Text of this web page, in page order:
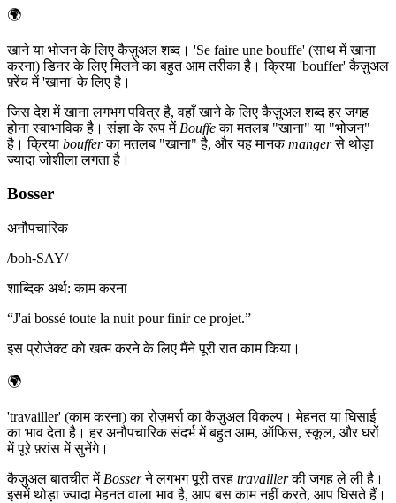
🌍
खाने या भोजन के लिए कैज़ुअल शब्द। 'Se faire une bouffe' (साथ में खाना
करना) डिनर के लिए मिलने का बहुत आम तरीका है। क्रिया 'bouffer' कैज़ुअल
फ़्रेंच में 'खाना' के लिए है।
जिस देश में खाना लगभग पवित्र है, वहाँ खाने के लिए कैज़ुअल शब्द हर जगह
होना स्वाभाविक है। संज्ञा के रूप में Bouffeका मतलब "खाना" या "भोजन"
है। क्रिया boufferका मतलब "खाना" है, और यह मानकmangerसे थोड़ा
ज्यादा जोशीला लगता है।
Bosser
अनौपचारिक
/boh-SAY/
शाब्दिक अर्थ: काम करना
“J'ai bossé toute la nuit pour finir ce projet.”
इस प्रोजेक्ट को खत्म करने के लिए मैंने पूरी रात काम किया।
🌍
'travailler' (काम करना) का रोज़मर्रा का कैज़ुअल विकल्प। मेहनत या घिसाई
का भाव देता है। हर अनौपचारिक संदर्भ में बहुत आम, ऑफिस, स्कूल, और घरों
में पूरे फ़्रांस में सुनेंगे।
कैज़ुअल बातचीत में Bosserने लगभग पूरी तरह travaillerकी जगह ले ली है।
इसमें थोड़ा ज्यादा मेहनत वाला भाव है, आप बस काम नहीं करते, आप घिसते हैं।